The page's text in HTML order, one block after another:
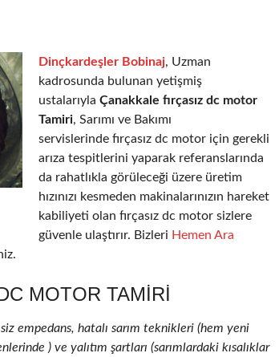
Dinçkardeşler Bobinaj, Uzman
kadrosunda bulunan yetişmiş
ustalarıyla Çanakkale fırçasız dc motor
Tamiri, Sarımı ve Bakımı
servislerinde fırçasız dc motor için gerekli
arıza tespitlerini yaparak referanslarında
da rahatlıkla görüleceği üzere üretim
hızınızı kesmeden makinalarınızın hareket
kabiliyeti olan fırçasız dc motor sizlere
güvenle ulaştırır. Bizleri Hemen Ara
MOTOR TAMIRI
empedans, hatalı sarım teknikleri (hem yeni
) ve yalıtım şartları (sarımlardaki kısalıklar